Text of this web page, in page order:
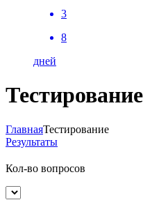
3
8
дней
Тестирование
ГлавнаяТестирование
Результаты
Кол-во вопросов